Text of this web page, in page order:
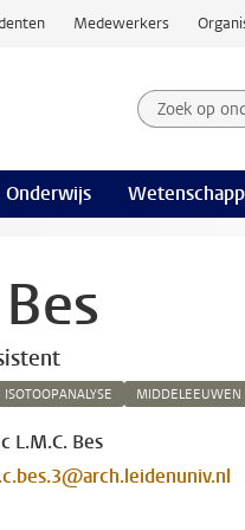
Medewerkers
Zoek op
Zoekterm
Onderwijs
ISOTOOPANALYSE MIDDELEEUWEN
L.M.C. Bes